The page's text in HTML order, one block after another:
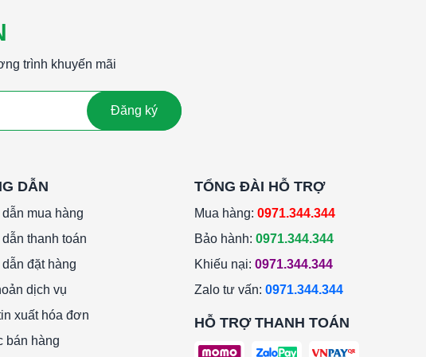
trình khuyến mãi
Đăng ký
DẪN
mua hàng
thanh toán
đặt hàng
dịch vụ
xuất hóa đơn
bán hàng
TỔNG ĐÀI HỖ TRỢ
Mua hàng: 0971.344.344
Bảo hành: 0971.344.344
Khiếu nại: 0971.344.344
Zalo tư vấn: 0971.344.344
HỖ TRỢ THANH TOÁN